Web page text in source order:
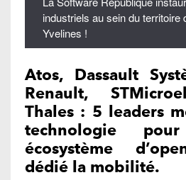
industriels au sein du territoire
Yvelines !
Atos, Dassault
Renault,
Thales : 5 leaders
technologie
écosystème
dédié la mobilité.